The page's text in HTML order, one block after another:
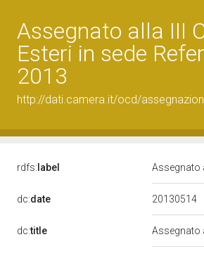
Assegnato alla III
Esteri in sede
2013
http://dati.camera.it/ocd/
rdfs: label Assegnato
dc:date 20130514
dc:title Assegnato